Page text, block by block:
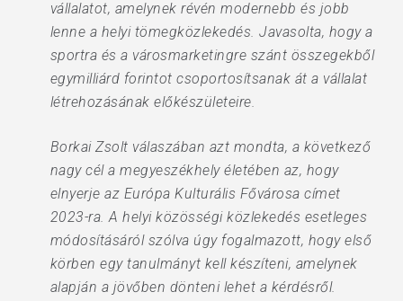
vállalatot, amelynek révén modernebb és jobb
lenne a helyi tömegközlekedés. Javasolta, hogy a
sportra és a városmarketingre szánt összegekből
egymilliárd forintot csoportosítsanak át a vállalat
létrehozásának előkészületeire.
Borkai Zsolt válaszában azt mondta, a következő
nagy cél a megyeszékhely életében az, hogy
elnyerje az Európa Kulturális Fővárosa címet
2023-ra. A helyi közösségi közlekedés esetleges
módosításáról szólva úgy fogalmazott, hogy első
körben egy tanulmányt kell készíteni, amelynek
alapján a jövőben dönteni lehet a kérdésről.